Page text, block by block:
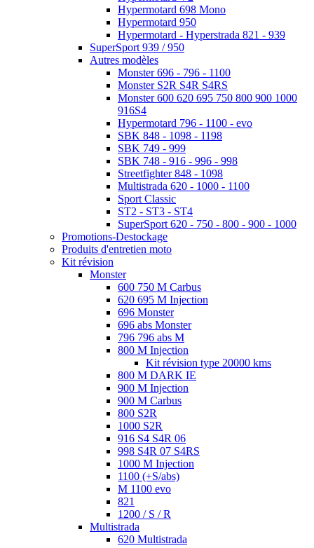
Hypermotard 698 Mono
Hypermotard 950
Hypermotard - Hyperstrada 821 - 939
SuperSport 939 / 950
Autres modèles
Monster 696 - 796 - 1100
Monster S2R S4R S4RS
Monster 600 620 695 750 800 900 1000
916S4
Hypermotard 796 - 1100 - evo
SBK 848 - 1098 - 1198
SBK 749 - 999
SBK 748 - 916 - 996 - 998
Streetfighter 848 - 1098
Multistrada 620 - 1000 - 1100
Sport Classic
ST2 - ST3 - ST4
SuperSport 620 - 750 - 800 - 900 - 1000
Promotions-Destockage
Produits d'entretien moto
Kit révision
Monster
600 750 M Carbus
620 695 M Injection
696 Monster
696 abs Monster
796 796 abs M
800 M Injection
Kit révision type 20000 kms
800 M DARK IE
900 M Injection
900 M Carbus
800 S2R
1000 S2R
916 S4 S4R 06
998 S4R 07 S4RS
1000 M Injection
1100 (+S/abs)
M 1100 evo
821
1200 / S / R
Multistrada
620 Multistrada